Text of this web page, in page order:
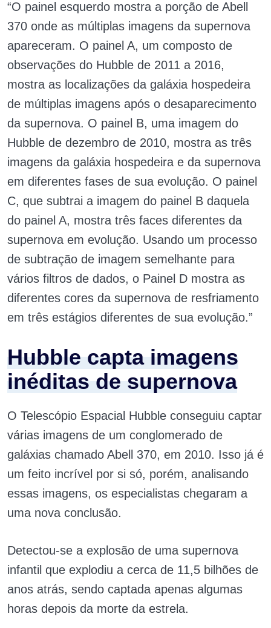
“O painel esquerdo mostra a porção de Abell
370 onde as múltiplas imagens da supernova
apareceram. O painel A, um composto de
observações do Hubble de 2011 a 2016,
mostra as localizações da galáxia hospedeira
de múltiplas imagens após o desaparecimento
da supernova. O painel B, uma imagem do
Hubble de dezembro de 2010, mostra as três
imagens da galáxia hospedeira e da supernova
em diferentes fases de sua evolução. O painel
C, que subtrai a imagem do painel B daquela
do painel A, mostra três faces diferentes da
supernova em evolução. Usando um processo
de subtração de imagem semelhante para
vários filtros de dados, o Painel D mostra as
diferentes cores da supernova de resfriamento
em três estágios diferentes de sua evolução.”
Hubble capta imagens
inéditas de supernova
O Telescópio Espacial Hubble conseguiu captar
várias imagens de um conglomerado de
galáxias chamado Abell 370, em 2010. Isso já é
um feito incrível por si só, porém, analisando
essas imagens, os especialistas chegaram a
uma nova conclusão.
Detectou-se a explosão de uma supernova
infantil que explodiu a cerca de 11,5 bilhões de
anos atrás, sendo captada apenas algumas
horas depois da morte da estrela.